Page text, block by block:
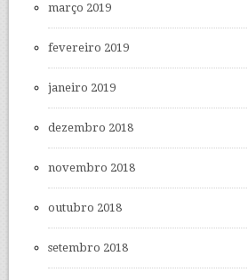
março 2019
fevereiro 2019
janeiro 2019
dezembro 2018
novembro 2018
outubro 2018
setembro 2018